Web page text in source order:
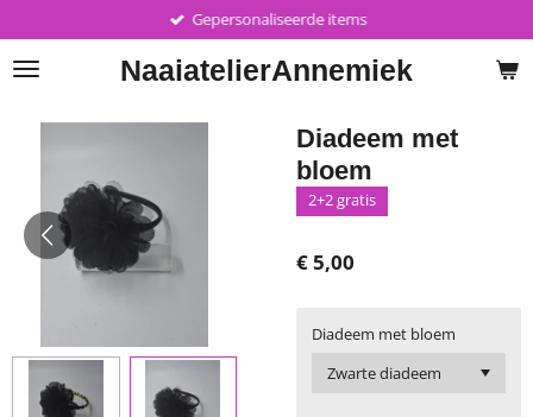
direct
naar
NaaiatelierAnnemiek
Gepersonaliseerde items
Diadeem met
bloem
2+2 gratis
€ 5,00
Diadeem met bloem